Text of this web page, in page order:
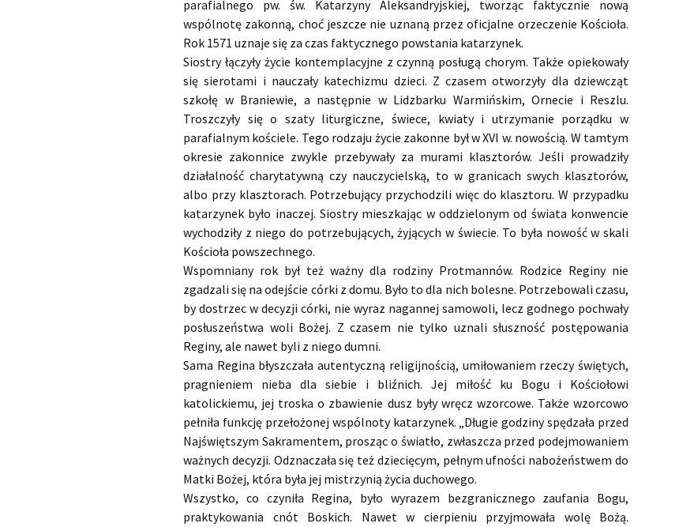
parafialnego pw. św. Katarzyny Aleksandryjskiej, tworząc faktycznie nową
wspólnotę zakonną, choć jeszcze nie uznaną przez oficjalne orzeczenie Kościoła.
Rok 1571 uznaje się za czas faktycznego powstania katarzynek.
Siostry łączyły życie kontemplacyjne z czynną posługą chorym. Także opiekowały
się sierotami i nauczały katechizmu dzieci. Z czasem otworzyły dla dziewcząt
szkołę w Braniewie, a następnie w Lidzbarku Warmińskim, Ornecie i Reszlu.
Troszczyły się o szaty liturgiczne, świece, kwiaty i utrzymanie porządku w
parafialnym kościele. Tego rodzaju życie zakonne był w XVI w. nowością. W tamtym
okresie zakonnice zwykle przebywały za murami klasztorów. Jeśli prowadziły
działalność charytatywną czy nauczycielską, to w granicach swych klasztorów,
albo przy klasztorach. Potrzebujący przychodzili więc do klasztoru. W przypadku
katarzynek było inaczej. Siostry mieszkając w oddzielonym od świata konwencie
wychodziły z niego do potrzebujących, żyjących w świecie. To była nowość w skali
Kościoła powszechnego.
Wspomniany rok był też ważny dla rodziny Protmannów. Rodzice Reginy nie
zgadzali się na odejście córki z domu. Było to dla nich bolesne. Potrzebowali czasu,
by dostrzec w decyzji córki, nie wyraz nagannej samowoli, lecz godnego pochwały
posłuszeństwa woli Bożej. Z czasem nie tylko uznali słuszność postępowania
Reginy, ale nawet byli z niego dumni.
Sama Regina błyszczała autentyczną religijnością, umiłowaniem rzeczy świętych,
pragnieniem nieba dla siebie i bliźnich. Jej miłość ku Bogu i Kościołowi
katolickiemu, jej troska o zbawienie dusz były wręcz wzorcowe. Także wzorcowo
pełniła funkcję przełożonej wspólnoty katarzynek. „Długie godziny spędzała przed
Najświętszym Sakramentem, prosząc o światło, zwłaszcza przed podejmowaniem
ważnych decyzji. Odznaczała się też dziecięcym, pełnym ufności nabożeństwem do
Matki Bożej, która była jej mistrzynią życia duchowego.
Wszystko, co czyniła Regina, było wyrazem bezgranicznego zaufania Bogu,
praktykowania cnót Boskich. Nawet w cierpieniu przyjmowała wolę Bożą.